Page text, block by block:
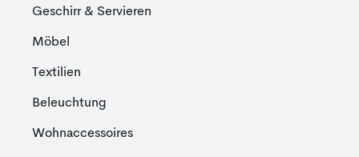
Geschirr & Servieren
Möbel
Textilien
Beleuchtung
Wohnaccessoires